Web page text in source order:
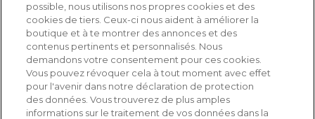
Livraison rapide et gratuite
Retours & remboursements
Paiement sécurisé
AIDE
possible, nous utilisons nos propres cookies et des
cookies de tiers. Ceux-ci nous aident à améliorer la
boutique et à te montrer des annonces et des
contenus pertinents et personnalisés. Nous
demandons votre consentement pour ces cookies.
Vous pouvez révoquer cela à tout moment avec effet
pour l'avenir dans notre déclaration de protection
des données. Vous trouverez de plus amples
informations sur le traitement de vos données dans la